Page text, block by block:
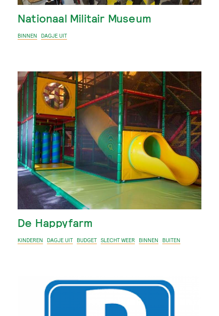
Nationaal Militair Museum
BINNEN DAGJE UIT
De Happyfarm
KINDEREN DAGJE UIT BUDGET SLECHT WEER BINNEN BUITEN